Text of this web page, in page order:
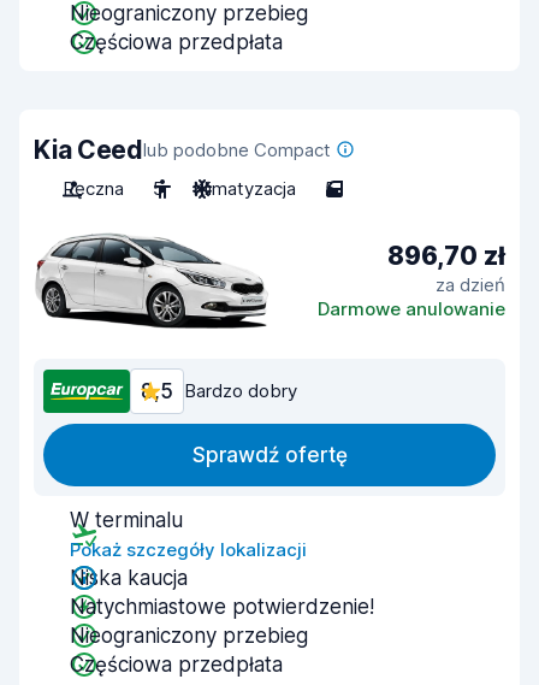
Nieograniczony przebieg
Częściowa przedpłata
Kia Ceedlub podobne Compact
Ręczna
5 Klimatyzacja 5
896,70 zł
za dzień
Darmowe anulowanie
8,5 Bardzo dobry
Sprawdź ofertę
W terminalu
Pokaż szczegóły lokalizacji
Niska kaucja
Natychmiastowe potwierdzenie!
Nieograniczony przebieg
Częściowa przedpłata